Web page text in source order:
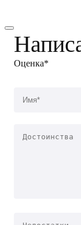
Оценка*